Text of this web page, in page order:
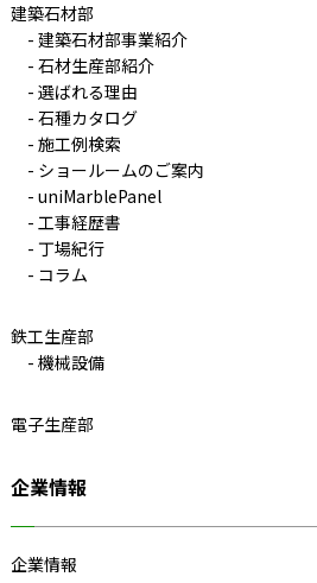
建築石材部
建築石材部事業紹介
石材生産部紹介
選ばれる理由
石種カタログ
施工例検索
ショールームのご案内
uniMarblePanel
工事経歴書
丁場紀行
コラム
鉄工生産部
機械設備
電子生産部
企業情報
企業情報